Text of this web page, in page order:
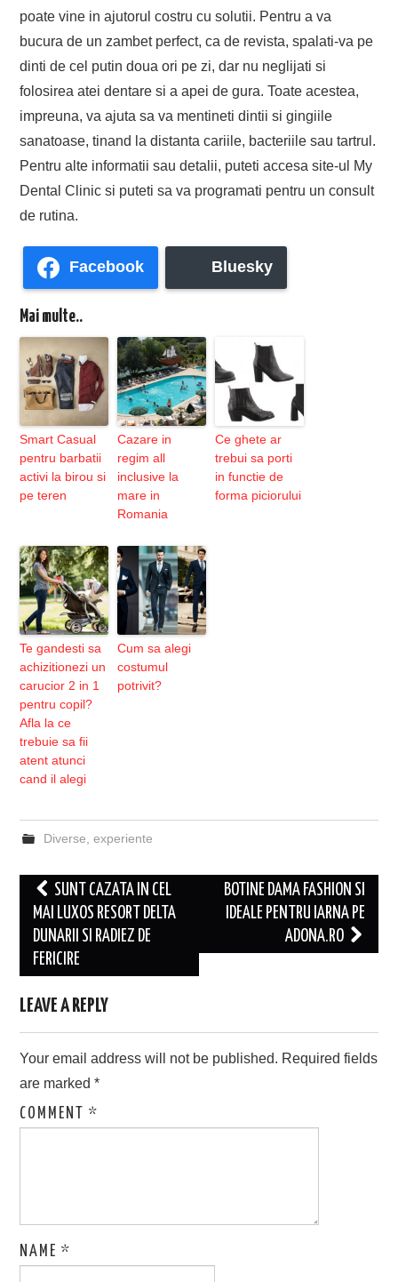
poate vine in ajutorul costru cu solutii. Pentru a va
bucura de un zambet perfect, ca de revista, spalati-va pe
dinti de cel putin doua ori pe zi, dar nu neglijati si
folosirea atei dentare si a apei de gura. Toate acestea,
impreuna, va ajuta sa va mentineti dintii si gingiile
sanatoase, tinand la distanta cariile, bacteriile sau tartrul.
Pentru alte informatii sau detalii, puteti accesa site-ul My
Dental Clinic si puteti sa va programati pentru un consult
de rutina.
Facebook Bluesky
Mai multe..
Smart Casual
pentru barbatii
activi la birou si
pe teren
Cazare in
regim all
inclusive la
mare in
Romania
Ce ghete ar
trebui sa porti
in functie de
forma piciorului
Te gandesti sa
achizitionezi un
carucior 2 in 1
pentru copil?
Afla la ce
trebuie sa fii
atent atunci
cand il alegi
Cum sa alegi
costumul
potrivit?
Diverse experiente
Post
navigation
SUNT CAZATA IN CEL
MAI LUXOS RESORT DELTA
DUNARII SI RADIEZ DE
FERICIRE
BOTINE DAMA FASHION SI
IDEALE PENTRU IARNA PE
ADONA.RO
LEAVE A REPLY
Your email address will not be published. Required fields
are marked*
COMMENT*
NAME*